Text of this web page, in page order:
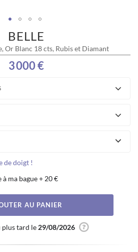
BELLE
Or Blanc 18 cts, Rubis et Diamant
3 000 €
de doigt !
ma bague+ 20 €
AU PANIER
plus tard le 29/08/2026